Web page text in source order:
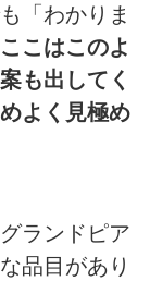
「わかりま
ここはこのよ
も出してく
よく見極め
ランドピア
品目があり